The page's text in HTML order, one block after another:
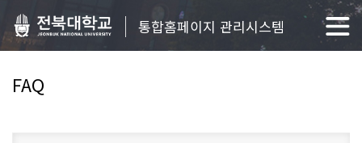
통합홈페이지 관리시스템
FAQ